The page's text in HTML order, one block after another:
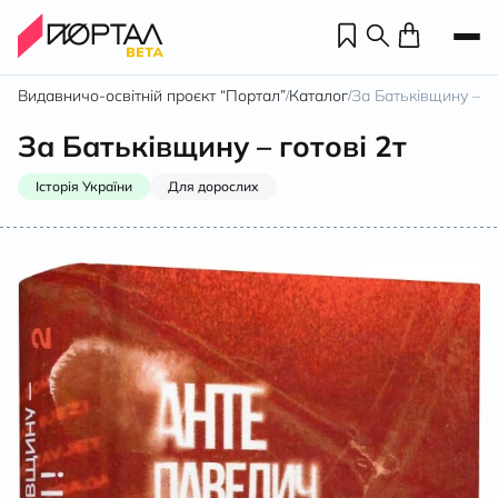
Видавничо-освітній проєкт “Портал”/Каталог/За Батьківщину –
За Батьківщину – готові 2т
Історія України Для дорослих